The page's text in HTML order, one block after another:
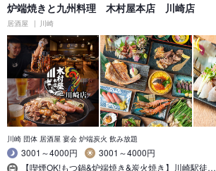
炉端焼きと九州料理 木村屋本店 川崎店
居酒屋 川崎
川崎 団体 居酒屋 宴会 炉端炭火 飲み放題
3001～4000円
3001～4000円
【喫煙OK!もつ鍋&炉端焼き&炭火焼き】川崎駅徒…